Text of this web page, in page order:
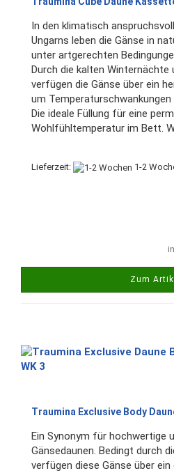
In den klimatisch
Ungarns leben die Gänse in
unter artgerechten
Durch die kalten Winternächte
verfügen die Gänse über ein
um Temperaturschwankungen
Die ideale Füllung für eine
Wohlfühltemperatur im Bett.
Lieferzeit: 1-2
Zum
Traumina Exclusive Body
Ein Synonym für hochwertige
Gänsedaunen. Bedingt durch
verfügen diese Gänse über